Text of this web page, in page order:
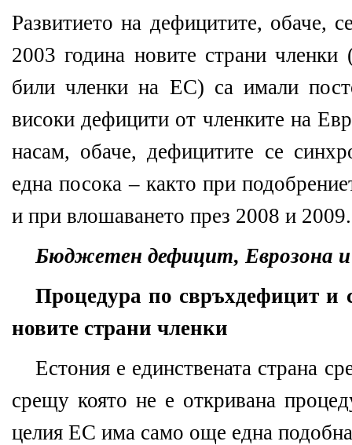
Развитието на дефицитите, обаче,
2003 година новите страни
били членки на ЕС) са имали
високи дефицити от членките на
насам, обаче, дефицитите се
една посока – както при
и при влошаването през 2008 и 2009.
Бюджетен дефицит, Еврозона и
Процедура по свръхдефицит
новите страни членки
Естония е единствената страна
срещу която не е откривана
целия ЕС има само още една